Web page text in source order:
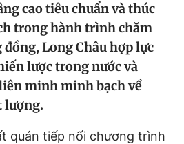
Magazine
Bạn cần biết
Liên hệ quảng cáo
cao tiêu chuẩn và thúc
trong hành trình chăm
đồng, Long Châu hợp lực
lược trong nước và
minh minh bạch về
lượng.
quán tiếp nối chương trình